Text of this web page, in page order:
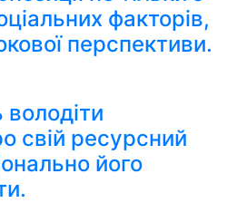
факторів,
перспективи.
свій ресурсний
його